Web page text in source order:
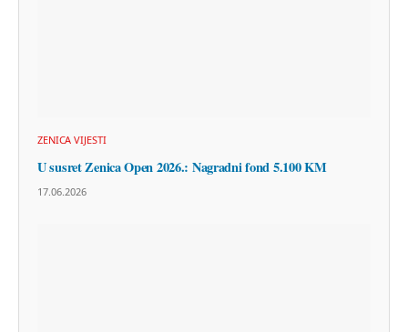
ZENICA VIJESTI
U susret Zenica Open 2026.: Nagradni fond 5.100 KM
17.06.2026